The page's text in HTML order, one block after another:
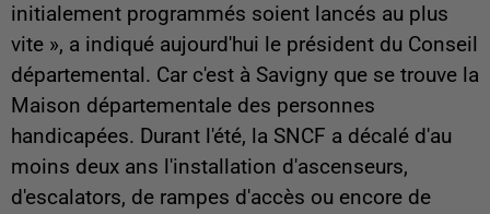
initialement programmés soient lancés au plus
vite », a indiqué aujourd'hui le président du Conseil
départemental. Car c'est à Savigny que se trouve la
Maison départementale des personnes
handicapées. Durant l'été, la SNCF a décalé d'au
moins deux ans l'installation d'ascenseurs,
d'escalators, de rampes d'accès ou encore de